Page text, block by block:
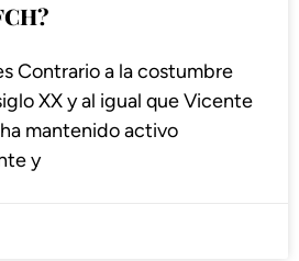
Contrario a la costumbre
XX y al igual que Vicente
mantenido activo
y